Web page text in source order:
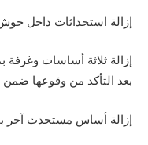
إزالة استحداثات داخل
بعد التأكد من وقوعها
إزالة أساس مستحدث آخر بمساحة 20×20 في